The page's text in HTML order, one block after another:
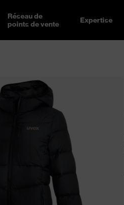
Réseau de
points de vente
Expertise